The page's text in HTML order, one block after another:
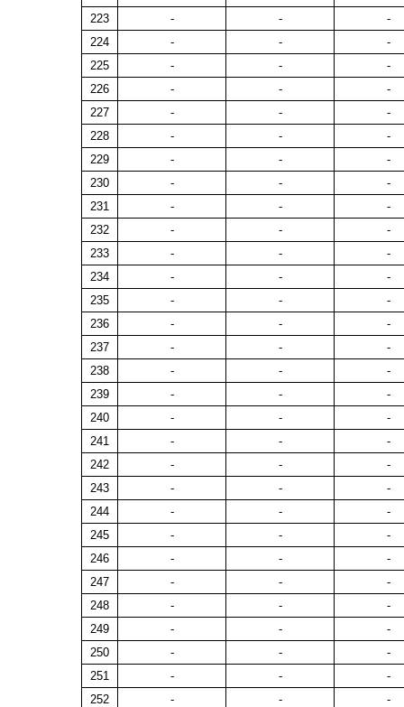
223
- -
-
224
- -
-
225
- -
-
226
- -
-
227
- -
-
228
- -
-
229
- -
-
230
- -
-
231
- -
-
232
- -
-
233
- -
-
234
- -
-
235
- -
-
236
- -
-
237
- -
-
238
- -
-
239
- -
-
240
- -
-
241
- -
-
242
- -
-
243
- -
-
244
- -
-
245
- -
-
246
- -
-
247
- -
-
248
- -
-
249
- -
-
250
- -
-
251
- -
-
252
- -
-